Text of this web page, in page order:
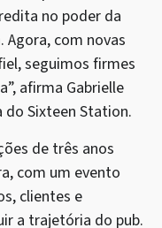
no poder da
com novas
seguimos firmes
afirma Gabrielle
do Sixteen Station.
de três anos
com um evento
clientes e
a trajetória do pub.